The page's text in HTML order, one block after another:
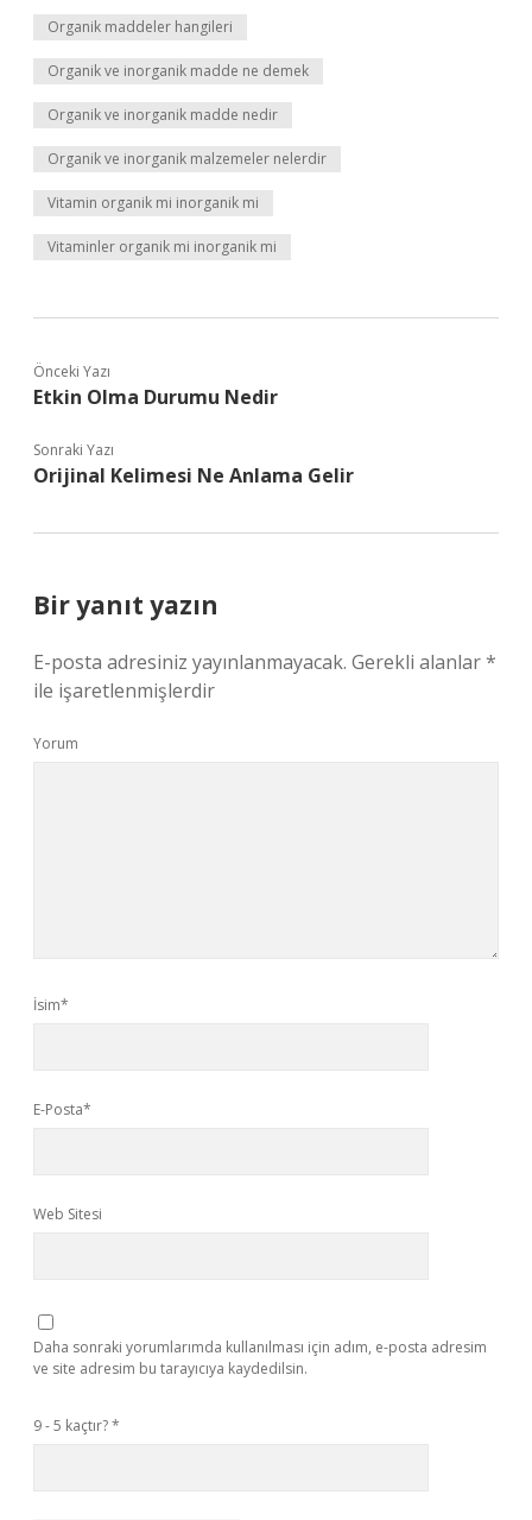
Organik maddeler hangileri
Organik ve inorganik madde ne demek
Organik ve inorganik madde nedir
Organik ve inorganik malzemeler nelerdir
Vitamin organik mi inorganik mi
Vitaminler organik mi inorganik mi
Önceki Yazı
Etkin Olma Durumu Nedir
Sonraki Yazı
Orijinal Kelimesi Ne Anlama Gelir
Bir yanıt yazın
E-posta adresiniz yayınlanmayacak. Gerekli alanlar*
ile işaretlenmişlerdir
Yorum
İsim*
E-Posta*
Web Sitesi
Daha sonraki yorumlarımda kullanılması için adım, e-posta adresim
ve site adresim bu tarayıcıya kaydedilsin.
9 - 5 kaçtır?*